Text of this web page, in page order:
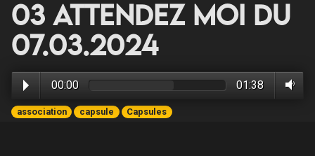
03 Attendez moi du
07.03.2024
00:00 01:38
association capsule Capsules